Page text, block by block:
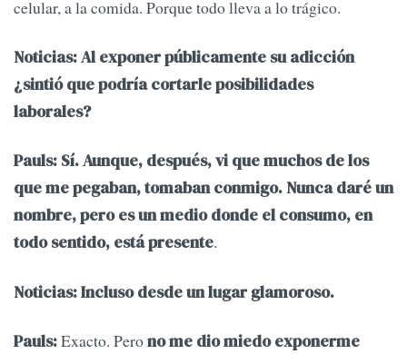
celular, a la comida. Porque todo lleva a lo trágico.
Noticias: Al exponer públicamente su adicción
¿sintió que podría cortarle posibilidades
laborales?
Pauls: Sí. Aunque, después, vi que muchos de los
que me pegaban, tomaban conmigo. Nunca daré un
nombre, pero es un medio donde el consumo, en
todo sentido, está presente.
Noticias: Incluso desde un lugar glamoroso.
Pauls:Exacto. Perono me dio miedo exponerme